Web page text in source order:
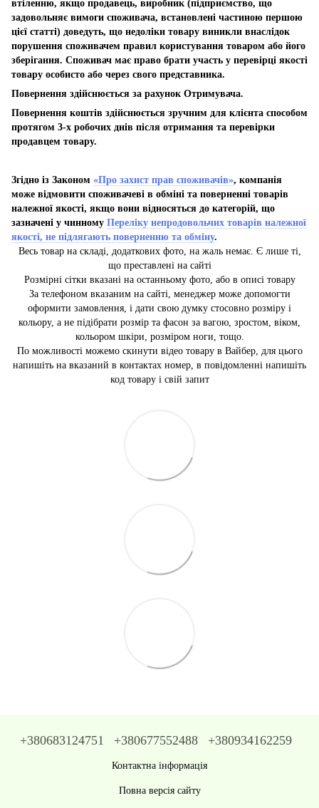
втіленню, якщо продавець, виробник (підприємство, що
задовольняє вимоги споживача, встановлені частиною першою
цієї статті) доведуть, що недоліки товару виникли внаслідок
порушення споживачем правил користування товаром або його
зберігання. Споживач має право брати участь у перевірці якості
товару особисто або через свого представника.
Повернення здійснюється за рахунок Отримувача.
Повернення коштів здійснюється зручним для клієнта способом
протягом 3-х робочих днів після отримання та перевірки
продавцем товару.
Згідно із Законом «Про захист прав споживачів», компанія
може відмовити споживачеві в обміні та поверненні товарів
належної якості, якщо вони відносяться до категорій, що
зазначені у чинному Переліку непродовольчих товарів належної
якості, не підлягають поверненню та обміну.
Весь товар на складі, додаткових фото, на жаль немає. Є лише ті,
що преставлені на сайті
Розмірні сітки вказані на останньому фото, або в описі товару
За телефоном вказаним на сайті, менеджер може допомогти
оформити замовлення, і дати свою думку стосовно розміру і
кольору, а не підібрати розмір та фасон за вагою, зростом, віком,
кольором шкіри, розміром ноги, тощо.
По можливості можемо скинути відео товару в Вайбер, для цього
напишіть на вказаний в контактах номер, в повідомленні напишіть
код товару і свій запит
+380683124751 +380677552488 +380934162259
Контактна інформація
Повна версія сайту